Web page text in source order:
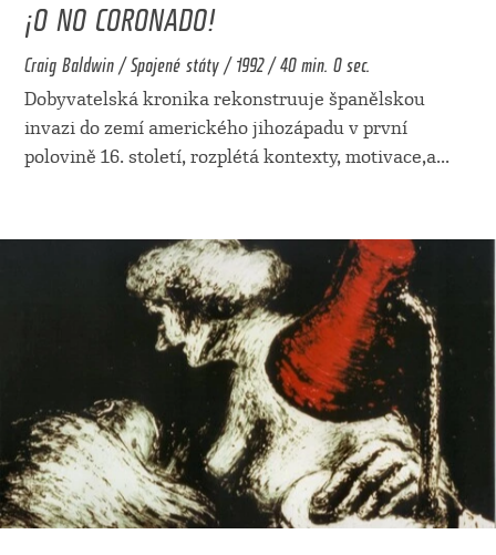
¡O NO CORONADO!
Craig Baldwin / Spojené státy / 1992 / 40 min. 0 sec.
Dobyvatelská kronika rekonstruuje španělskou
invazi do zemí amerického jihozápadu v první
polovině 16. století, rozplétá kontexty, motivace,a...